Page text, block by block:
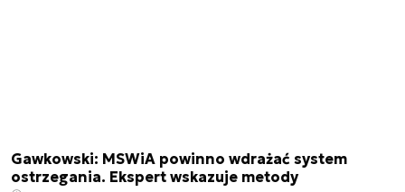
Gawkowski: MSWiA powinno wdrażać system
ostrzegania. Ekspert wskazuje metody